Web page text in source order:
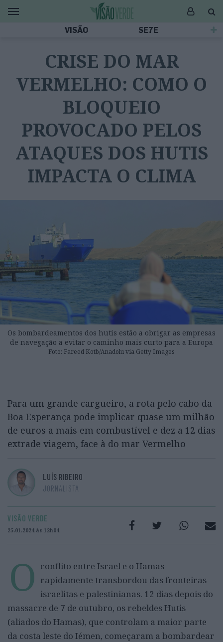
VISÃO SE7E
CRISE DO MAR
VERMELHO: COMO O
BLOQUEIO
PROVOCADO PELOS
ATAQUES DOS HUTIS
IMPACTA O CLIMA
Os bombardeamentos dos hutis estão a obrigar as empresas
de navegação a evitar o caminho mais curto para a Europa
Foto: Fareed Kotb/Anadolu via Getty Images
Para um grande cargueiro, a rota pelo cabo da
Boa Esperança pode implicar quase um milhão
de euros a mais em combustível e dez a 12 dias
extrade viagem, face à do mar Vermelho
LUÍS RIBEIRO
JORNALISTA
VISÃO VERDE
25.01.2024 às 12h04
O conflito entre Israel e o Hamas
rapidamente transbordou das fronteiras
israelitas e palestinianas. 12 dias depois do
massacre de 7 de outubro, os rebeldes Hutis
(aliados do Hamas), que controlam a maior parte
da costa leste do Iémen, começaram a bombardear